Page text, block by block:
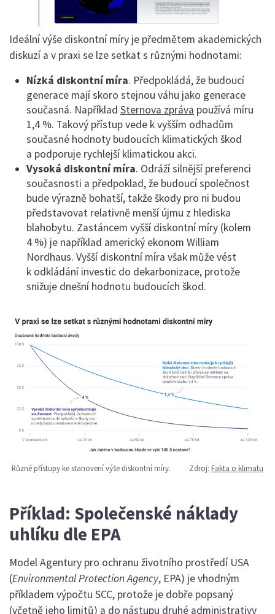
Ideální výše diskontní míry je předmětem akademických
diskuzí a v praxi se lze setkat s různými hodnotami:
Nízká diskontní míra. Předpokládá, že budoucí
generace mají skoro stejnou váhu jako generace
současná. Například Sternova zpráva používá míru
1,4 %. Takový přístup vede k vyšším odhadům
současné hodnoty budoucích klimatických škod
a podporuje rychlejší klimatickou akci.
Vysoká diskontní míra. Odráží silnější preferenci
současnosti a předpoklad, že budoucí společnost
bude výrazně bohatší, takže škody pro ni budou
představovat relativně menší újmu z hlediska
blahobytu. Zastáncem vyšší diskontní míry (kolem
4 %) je například americký ekonom William
Nordhaus. Vyšší diskontní míra však může vést
k odkládání investic do dekarbonizace, protože
snižuje dnešní hodnotu budoucích škod.
Různé přístupy ke stanovení výše diskontní míry. Zdroj: Fakta o klimatu
Příklad: Společenské náklady
uhlíku dle EPA
Model Agentury pro ochranu životního prostředí USA
(Environmental Protection Agency, EPA) je vhodným
příkladem výpočtu SCC, protože je dobře popsaný
(včetně jeho limitů) a do nástupu druhé administrativy